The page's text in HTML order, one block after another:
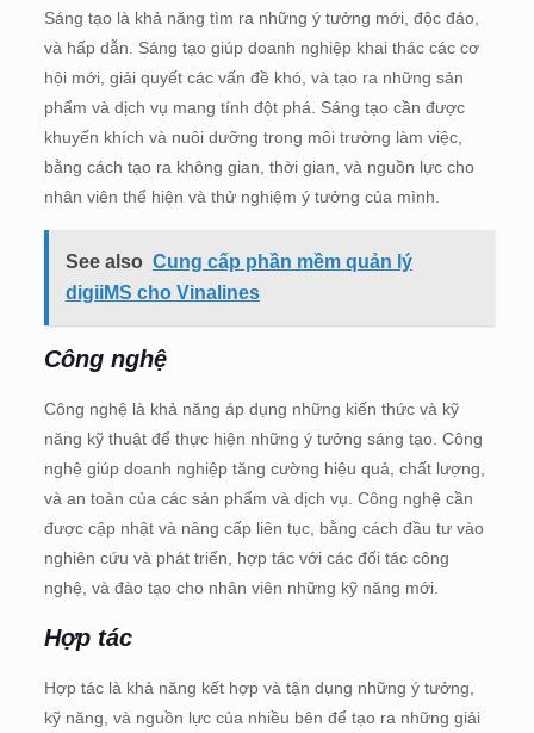
Sáng tạo là khả năng tìm ra những ý tưởng mới, độc đáo,
và hấp dẫn. Sáng tạo giúp doanh nghiệp khai thác các cơ
hội mới, giải quyết các vấn đề khó, và tạo ra những sản
phẩm và dịch vụ mang tính đột phá. Sáng tạo cần được
khuyến khích và nuôi dưỡng trong môi trường làm việc,
bằng cách tạo ra không gian, thời gian, và nguồn lực cho
nhân viên thể hiện và thử nghiệm ý tưởng của mình.
See also Cung cấp phần mềm quản lý
digiiMS cho Vinalines
Công nghệ
Công nghệ là khả năng áp dụng những kiến thức và kỹ
năng kỹ thuật để thực hiện những ý tưởng sáng tạo. Công
nghệ giúp doanh nghiệp tăng cường hiệu quả, chất lượng,
và an toàn của các sản phẩm và dịch vụ. Công nghệ cần
được cập nhật và nâng cấp liên tục, bằng cách đầu tư vào
nghiên cứu và phát triển, hợp tác với các đối tác công
nghệ, và đào tạo cho nhân viên những kỹ năng mới.
Hợp tác
Hợp tác là khả năng kết hợp và tận dụng những ý tưởng,
kỹ năng, và nguồn lực của nhiều bên để tạo ra những giải